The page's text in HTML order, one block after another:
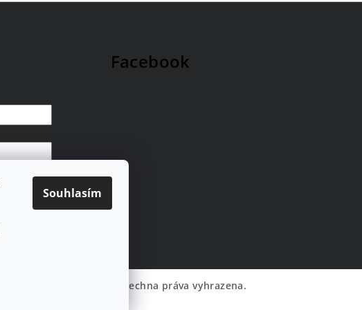
Souhlasím
Zapomenuté
Facebook
. Všechna práva vyhrazena.